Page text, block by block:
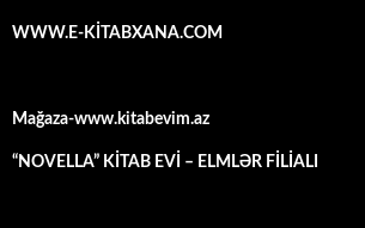
WWW.E-KİTABXANA.COM
Mağaza-www.kitabevim.az
“NOVELLA” KİTAB EVİ – ELMLƏR FİLİALI